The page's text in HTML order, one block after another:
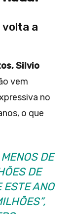
volta a
Silvio
vem
no
o que
DE
DE
ANO